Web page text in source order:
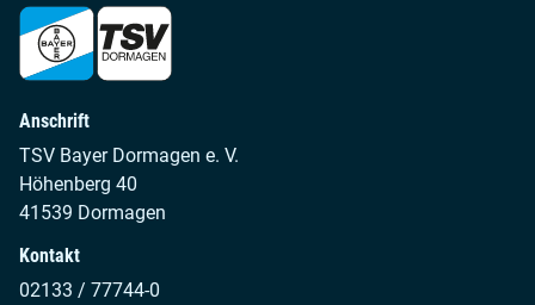
Anschrift
TSV Bayer Dormagen e. V.
Höhenberg 40
41539 Dormagen
Kontakt
02133 / 77744-0